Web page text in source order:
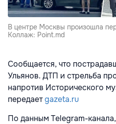
В центре Москвы произошла
Коллаж: Point.md
Сообщается, что
Ульянов. ДТП и стрельба
напротив Исторического
передаетgazeta.ru
По данным Telegram-